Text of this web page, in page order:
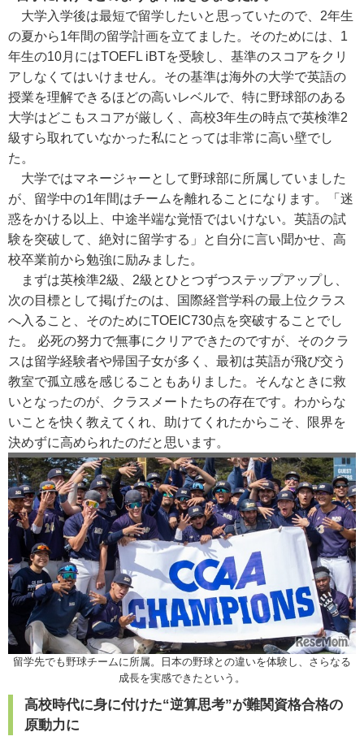
大学入学後は最短で留学したいと思っていたので、2年生
の夏から1年間の留学計画を立てました。そのためには、1
年生の10月にはTOEFL iBTを受験し、基準のスコアをクリ
アしなくてはいけません。その基準は海外の大学で英語の
授業を理解できるほどの高いレベルで、特に野球部のある
大学はどこもスコアが厳しく、高校3年生の時点で英検準2
級すら取れていなかった私にとっては非常に高い壁でし
た。
大学ではマネージャーとして野球部に所属していました
が、留学中の1年間はチームを離れることになります。「迷
惑をかける以上、中途半端な覚悟ではいけない。英語の試
験を突破して、絶対に留学する」と自分に言い聞かせ、高
校卒業前から勉強に励みました。
まずは英検準2級、2級とひとつずつステップアップし、
次の目標として掲げたのは、国際経営学科の最上位クラス
へ入ること、そのためにTOEIC730点を突破することでし
た。 必死の努力で無事にクリアできたのですが、そのクラ
スは留学経験者や帰国子女が多く、最初は英語が飛び交う
教室で孤立感を感じることもありました。そんなときに救
いとなったのが、クラスメートたちの存在です。わからな
いことを快く教えてくれ、助けてくれたからこそ、限界を
決めずに高められたのだと思います。
留学先でも野球チームに所属。日本の野球との違いを体験し、さらなる
成長を実感できたという。
高校時代に身に付けた“逆算思考”が難関資格合格の
原動力に